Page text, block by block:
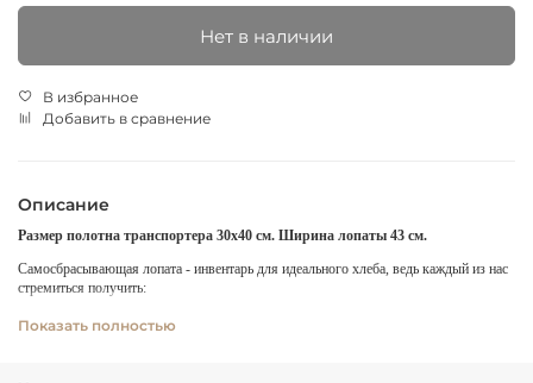
Нет в наличии
В избранное
Добавить в сравнение
Описание
Размер полотна транспортера 30х40 см. Ширина лопаты 43 см.
Самосбрасывающая лопата - инвентарь для идеального хлеба, ведь каждый из нас
стремиться получить:
🔺максимальный объем;
Показать полностью